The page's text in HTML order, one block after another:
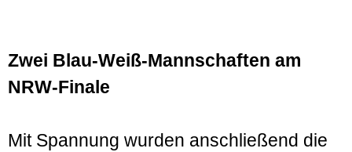
Zwei Blau-Weiß-Mannschaften am
NRW-Finale
Mit Spannung wurden anschließend die